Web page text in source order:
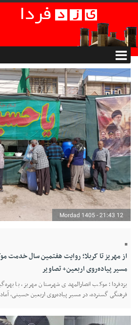
12 Mordad 1405 - 21:43
از مهریز تا کربلا؛ روایت هفتمین سال خدمت
مسیر پیاده‌روی اربعین+ تصاویر
یزدفردا؛ موکب انصارالمهدی شهرستان مهریز، با
فرهنگی گسترده، در مسیر پیاده‌روی اربعین حسینی،